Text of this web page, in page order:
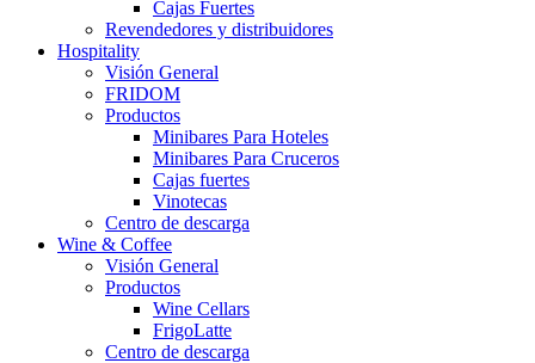
Cajas Fuertes
Revendedores y distribuidores
Hospitality
Visión General
FRIDOM
Productos
Minibares Para Hoteles
Minibares Para Cruceros
Cajas fuertes
Vinotecas
Centro de descarga
Wine & Coffee
Visión General
Productos
Wine Cellars
FrigoLatte
Centro de descarga